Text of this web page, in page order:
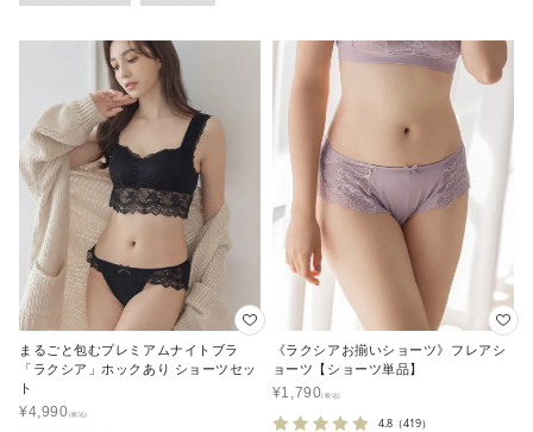
まるごと包むプレミアムナイトブラ
「ラクシア」ホックあり ショーツセッ
ト
¥4,990
《ラクシアお揃いショーツ》フレアシ
ョーツ【ショーツ単品】
¥1,790
4.8（419）